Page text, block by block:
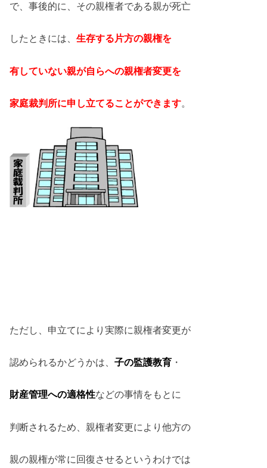
で、事後的に、その親権者である親が死亡
したときには、生存する片方の親権を
有していない親が自らへの親権者変更を
家庭裁判所に申し立てることができます。
ただし、申立てにより実際に親権者変更が
認められるかどうかは、子の監護教育 ・
財産管理への適格性などの事情をもとに
判断されるため、親権者変更により他方の
親の親権が常に回復させるというわけでは